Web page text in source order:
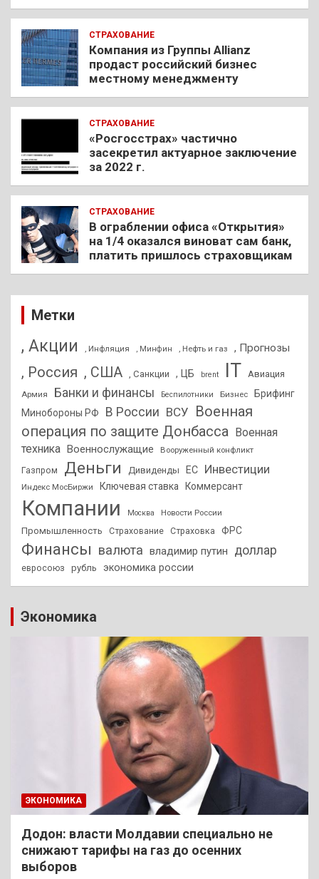
СТРАХОВАНИЕ
Компания из Группы Allianz
продаст российский бизнес
местному менеджменту
СТРАХОВАНИЕ
«Росгосстрах» частично
засекретил актуарное заключение
за 2022 г.
СТРАХОВАНИЕ
В ограблении офиса «Открытия»
на 1/4 оказался виноват сам банк,
платить пришлось страховщикам
Метки
, Акции , Инфляция , Минфин , Нефть и газ , Прогнозы
, Россия , США , Санкции , ЦБ brent IT Авиация
Армия Банки и финансы Беспилотники Бизнес
Брифинг
Минобороны РФ
В России ВСУ Военная
операция по защите Донбасса Военная
техника Военнослужащие Вооруженный конфликт
Газпром Деньги Дивиденды ЕС Инвестиции
Индекс МосБиржи Ключевая ставка Коммерсант
Компании Москва Новости России
Промышленность Страхование Страховка ФРС
Финансы валюта владимир путин доллар
евросоюз рубль экономика россии
Экономика
ЭКОНОМИКА
Додон: власти Молдавии специально не
снижают тарифы на газ до осенних
выборов